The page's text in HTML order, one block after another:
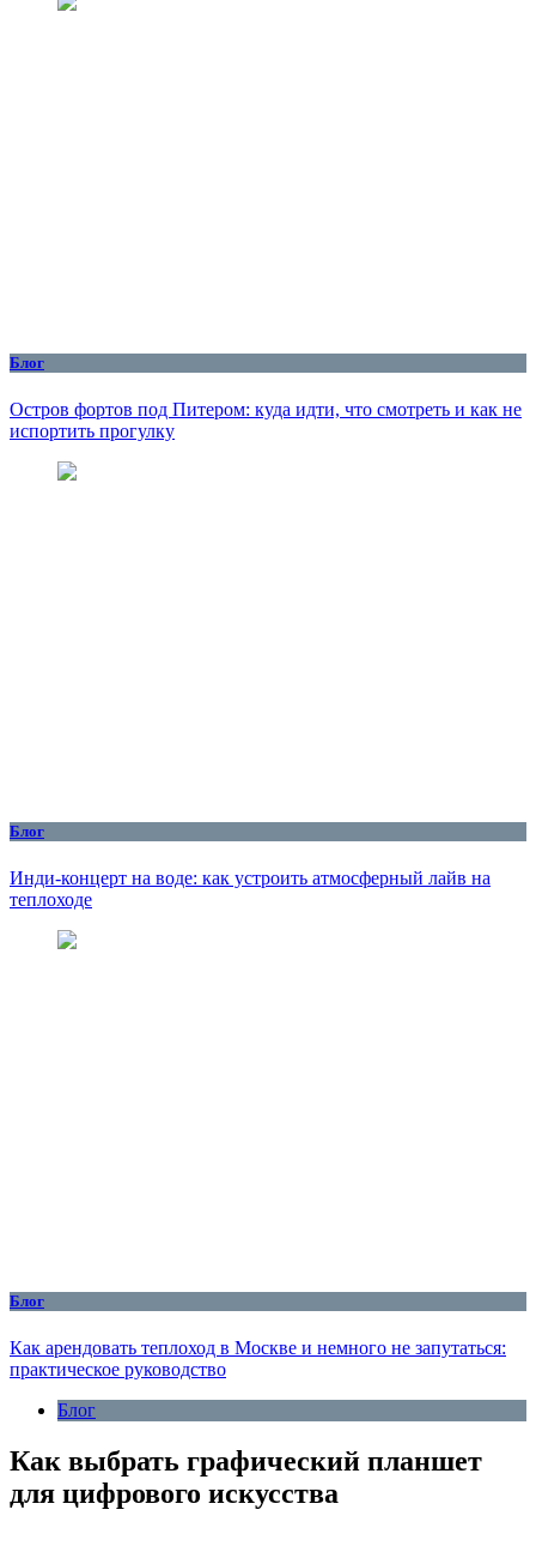
Блог
Остров фортов под Питером: куда идти, что смотреть и как не
испортить прогулку
Блог
Инди-концерт на воде: как устроить атмосферный лайв на
теплоходе
Блог
Как арендовать теплоход в Москве и немного не запутаться:
практическое руководство
Блог
Как выбрать графический планшет
для цифрового искусства